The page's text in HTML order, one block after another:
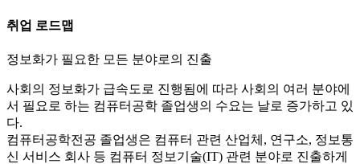
취업 로드맵
정보화가 필요한 모든 분야로의 진출
사회의 정보화가 급속도로 진행됨에 따라 사회의 여러 분야에
서 필요로 하는 컴퓨터공학 졸업생의 수요는 날로 증가하고 있
다.
컴퓨터공학전공 졸업생은 컴퓨터 관련 산업체, 연구소, 정보통
신 서비스 회사 등 컴퓨터 정보기술(IT) 관련 분야로 진출하게